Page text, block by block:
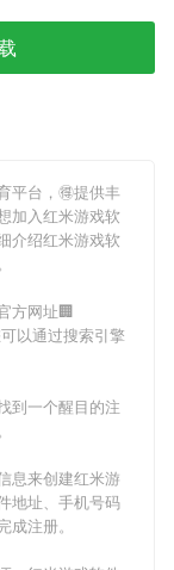
平台，🉐提供丰
加入红米游戏软
介绍红米游戏软
方网址🏢
以通过搜索引擎
到一个醒目的注
息来创建红米游
地址、手机号码
注册。